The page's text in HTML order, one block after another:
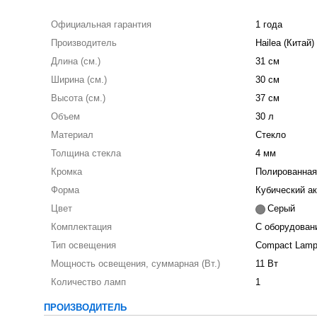
Официальная гарантия
1 года
Производитель
Hailea (Китай)
Длина (см.)
31 см
Ширина (см.)
30 см
Высота (см.)
37 см
Объем
30 л
Материал
Стекло
Толщина стекла
4 мм
Кромка
Полированная
Форма
Кубический
Цвет
Серый
Комплектация
С
Тип освещения
Compact Lamp
Мощность освещения, суммарная (Вт.)
11 Вт
Количество ламп
1
ПРОИЗВОДИТЕЛЬ